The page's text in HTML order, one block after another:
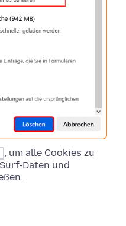
, um alle Cookies zu
Daten und